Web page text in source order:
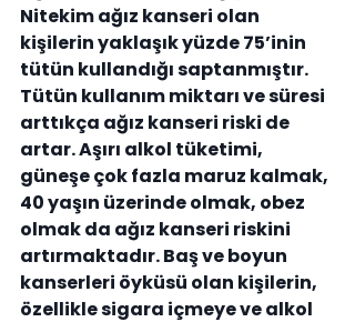
Nitekim ağız kanseri olan
kişilerin yaklaşık yüzde 75’inin
tütün kullandığı saptanmıştır.
Tütün kullanım miktarı ve süresi
arttıkça ağız kanseri riski de
artar. Aşırı alkol tüketimi,
güneşe çok fazla maruz kalmak,
40 yaşın üzerinde olmak, obez
olmak da ağız kanseri riskini
artırmaktadır. Baş ve boyun
kanserleri öyküsü olan kişilerin,
özellikle sigara içmeye ve alkol